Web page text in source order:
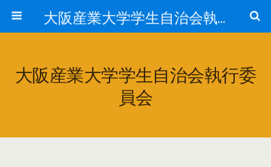
大阪産業大学学生自治会執行委員会
大阪産業大学学生自治会執行委
員会